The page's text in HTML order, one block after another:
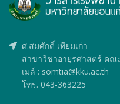
ศ.สมศักดิ์ เทียมเก่า
สาขาวิชาอายุรศาสตร์ ค
เมล์ : somtia@kku.ac.th
โทร. 043-363225